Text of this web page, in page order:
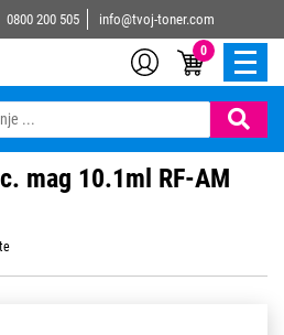
0800 200 505 info@tvoj-toner.com
0
mag 10.1ml RF-AM